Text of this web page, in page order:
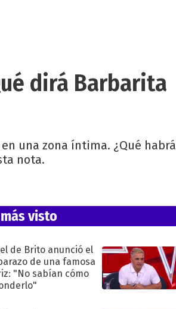
dirá Barbarita
una zona íntima. ¿Qué habrá
nota.
visto
de Brito anunció el
de una famosa
"No sabían cómo